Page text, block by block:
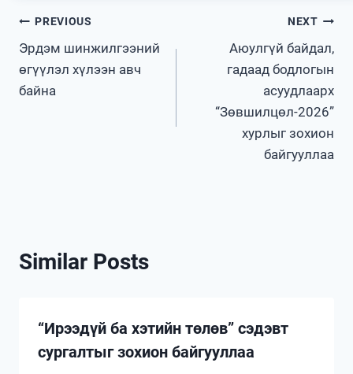
Post
navigation
PREVIOUS
Эрдэм шинжилгээний
өгүүлэл хүлээн авч
байна
NEXT
Аюулгүй байдал,
гадаад бодлогын
асуудлаарх
“Зөвшилцөл-2026”
хурлыг зохион
байгууллаа
Similar Posts
“Ирээдүй ба хэтийн төлөв” сэдэвт
сургалтыг зохион байгууллаа